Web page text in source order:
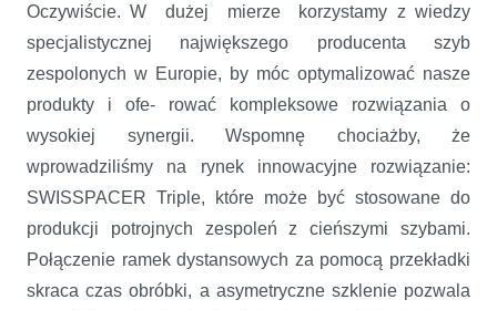
Oczywiście. W dużej mierze korzystamy z wiedzy
specjalistycznej największego producenta szyb
zespolonych w Europie, by móc optymalizować nasze
produkty i ofe- rować kompleksowe rozwiązania o
wysokiej synergii. Wspomnę chociażby, że
wprowadziliśmy na rynek innowacyjne rozwiązanie:
SWISSPACER Triple, które może być stosowane do
produkcji potrojnych zespoleń z cieńszymi szybami.
Połączenie ramek dystansowych za pomocą przekładki
skraca czas obróbki, a asymetryczne szklenie pozwala